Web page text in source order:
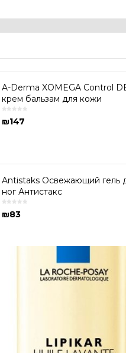
A-Derma XOMEGA Control
крем бальзам для кожи
₪147
Antistaks Освежающий гель
ног Антистакс
₪83